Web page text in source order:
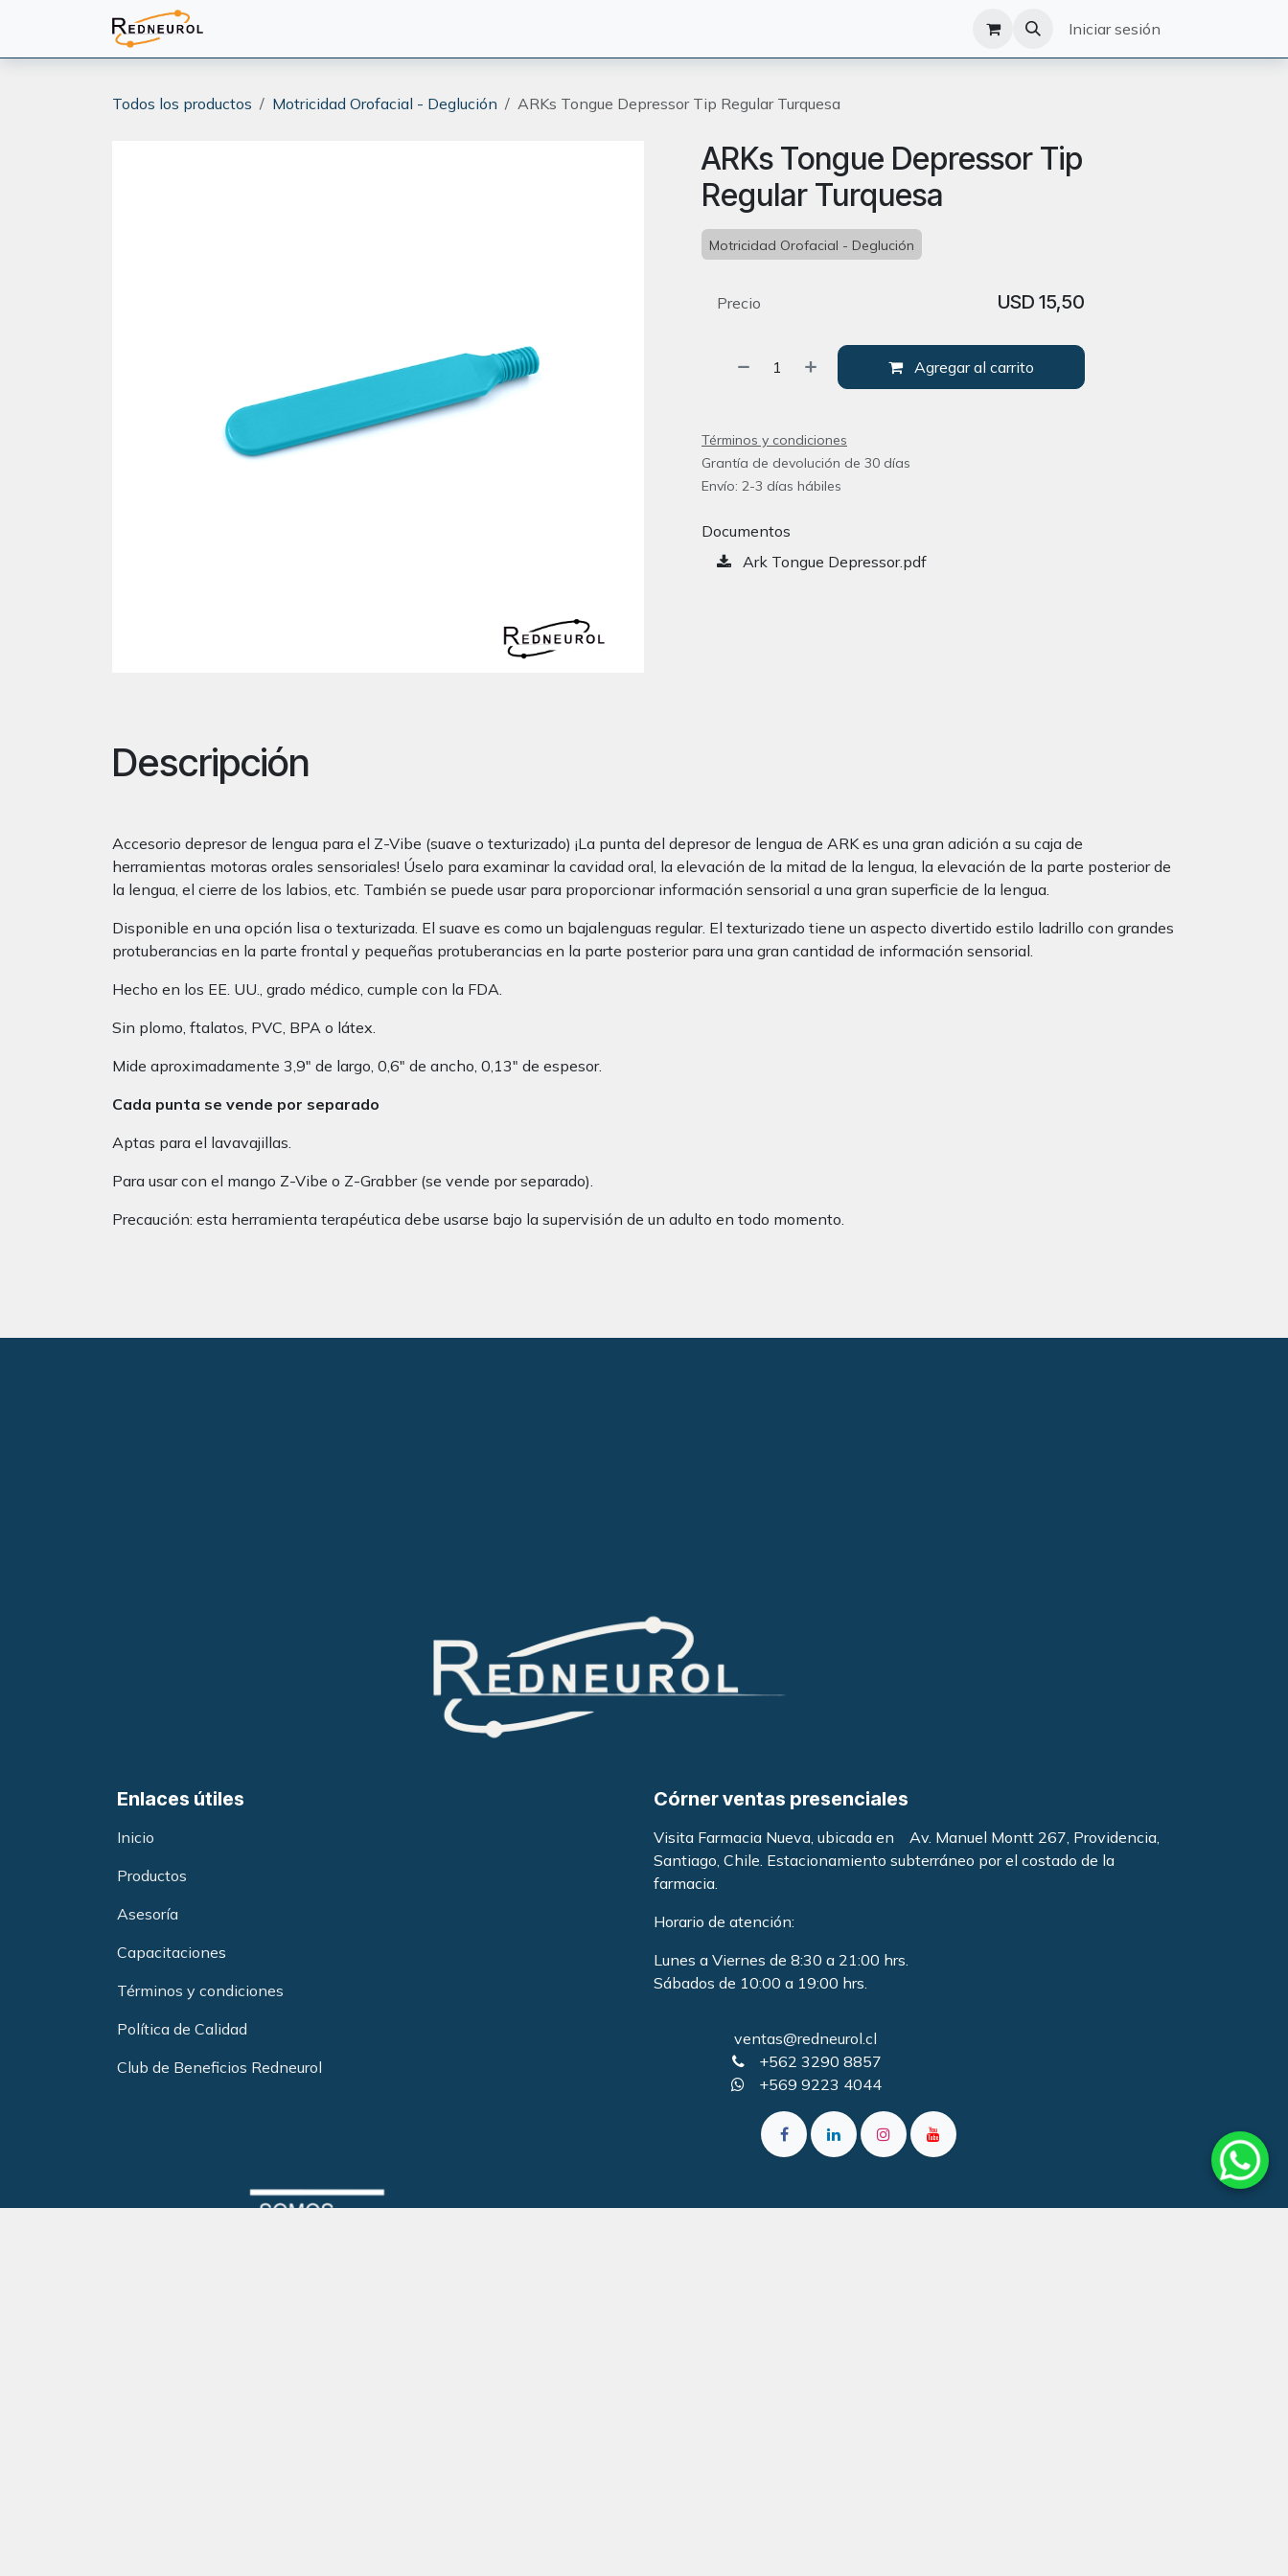
Iniciar sesión
Todos los productos Motricidad Orofacial - Deglución ARKs Tongue Depressor Tip Regular Turquesa
ARKs Tongue Depressor Tip
Regular Turquesa
Motricidad Orofacial - Deglución
Agregar al carrito
Precio USD 15,50
Términos y condiciones
Grantía de devolución de 30 días
Envío: 2-3 días hábiles
Documentos
Ark Tongue Depressor.pdf
Descripción
Accesorio depresor de lengua para el Z-Vibe (suave o texturizado) ¡La punta del depresor de lengua de ARK es una gran adición a su caja de
herramientas motoras orales sensoriales! Úselo para examinar la cavidad oral, la elevación de la mitad de la lengua, la elevación de la parte posterior de
la lengua, el cierre de los labios, etc. También se puede usar para proporcionar información sensorial a una gran superficie de la lengua.
Disponible en una opción lisa o texturizada. El suave es como un bajalenguas regular. El texturizado tiene un aspecto divertido estilo ladrillo con grandes
protuberancias en la parte frontal y pequeñas protuberancias en la parte posterior para una gran cantidad de información sensorial.
Hecho en los EE. UU., grado médico, cumple con la FDA.
Sin plomo, ftalatos, PVC, BPA o látex.
Mide aproximadamente 3,9″ de largo, 0,6″ de ancho, 0,13″ de espesor.
Cada punta se vende por separado
Aptas para el lavavajillas.
Para usar con el mango Z-Vibe o Z-Grabber (se vende por separado).
Precaución: esta herramienta terapéutica debe usarse bajo la supervisión de un adulto en todo momento.
ventas@redneurol.cl
+562 3290 8857
+569 9223 4044
Córner ventas presenciales
Visita Farmacia Nueva, ubicada en Av. Manuel Montt 267, Providencia,
Santiago, Chile. Estacionamiento subterráneo por el costado de la
farmacia
Horario de atención:
Lunes a Viernes de 8:30 a 21:00 hrs.
Sábados de 10:00 a 19:00 hrs.
Enlaces útiles
Inicio
Productos
Asesoría
Capacitaciones
Términos y condiciones
Política de Calidad
Club de Beneficios Redneurol